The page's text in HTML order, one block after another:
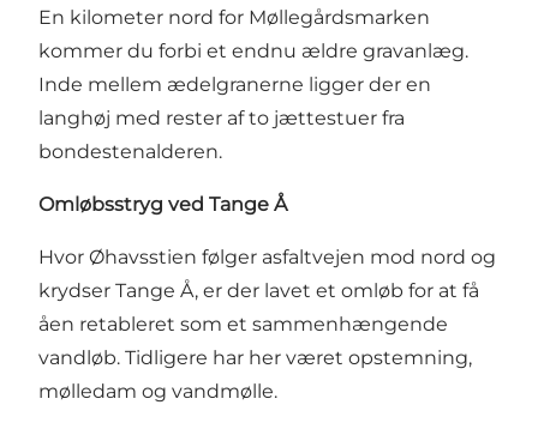
En kilometer nord for Møllegårdsmarken
kommer du forbi et endnu ældre gravanlæg.
Inde mellem ædelgranerne ligger der en
langhøj med rester af to jættestuer fra
bondestenalderen.
Omløbsstryg ved Tange Å
Hvor Øhavsstien følger asfaltvejen mod nord og
krydser Tange Å, er der lavet et omløb for at få
åen retableret som et sammenhængende
vandløb. Tidligere har her været opstemning,
mølledam og vandmølle.